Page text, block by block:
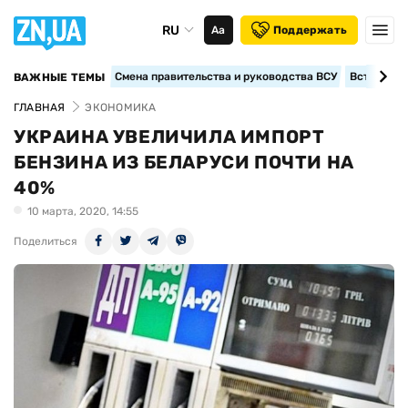
RU Аа Поддержать
ВАЖНЫЕ ТЕМЫ Смена правительства и руководства ВСУ
ГЛАВНАЯ ЭКОНОМИКА
УКРАИНА УВЕЛИЧИЛА ИМПОРТ
БЕНЗИНА ИЗ БЕЛАРУСИ ПОЧТИ НА
40%
10 марта, 2020, 14:55
Поделиться